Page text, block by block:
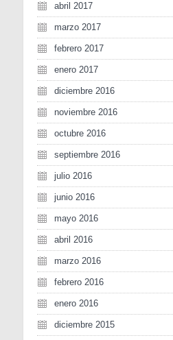
abril 2017
marzo 2017
febrero 2017
enero 2017
diciembre 2016
noviembre 2016
octubre 2016
septiembre 2016
julio 2016
junio 2016
mayo 2016
abril 2016
marzo 2016
febrero 2016
enero 2016
diciembre 2015